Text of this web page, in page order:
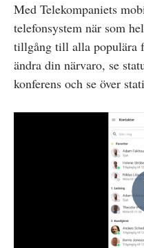
Med Telekompaniets
telefonsystem när som
tillgång till alla populära
ändra din närvaro, se
konferens och se över